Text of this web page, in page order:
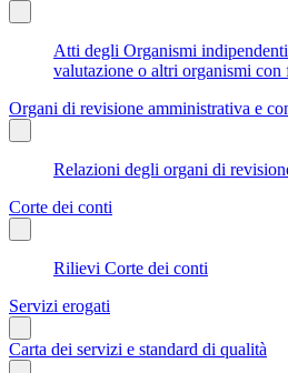
Atti degli Organismi
valutazione o altri organismi con
Organi di revisione amministrativa e
Relazioni degli organi di
Corte dei conti
Rilievi Corte dei conti
Servizi erogati
Carta dei servizi e standard di qualità